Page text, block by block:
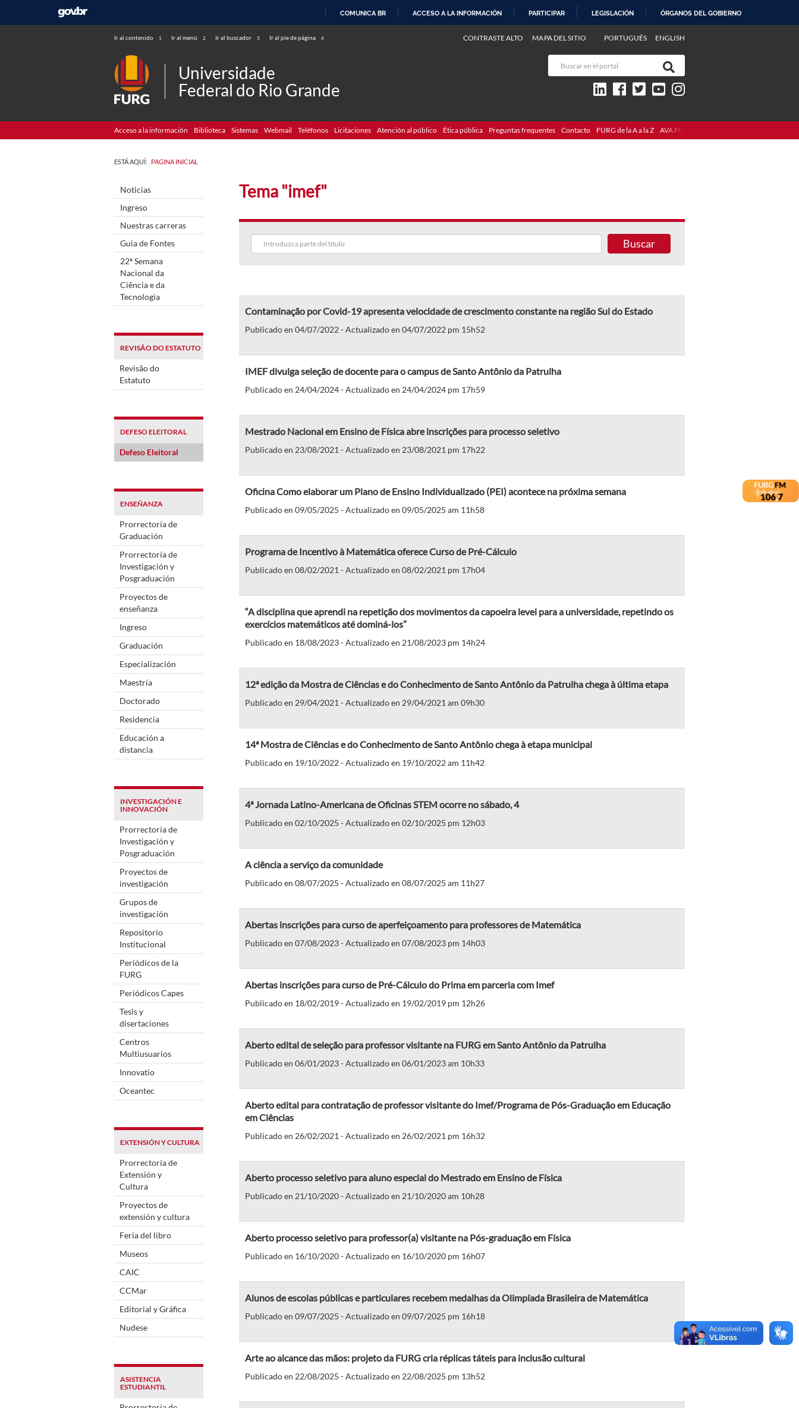
COMUNICA BR ACCESO A LA INFORMACIÓN PARTICIPAR LEGISLACIÓN ÓRGANOS DEL GOBIERNO
Ir al contenido 1 Ir al menú 2 Ir al buscador 3 Ir al pie de página 4 PORTUGUÊS ENGLISH
CONTRASTE ALTO MAPA DEL SITIO
Universidade
Federal do Rio Grande
Acceso a la información Biblioteca Sistemas Webmail Teléfonos Licitaciones Atención al público Ética pública Preguntas frequentes Contacto FURG de la A a la Z AVA FURG
ESTÁ AQUÍ: PAGINA INICIAL
Noticias
Ingreso
Nuestras carreras
Guia de Fontes
22ª Semana
Nacional da
Ciência e da
Tecnologia
REVISÃO DO ESTATUTO
Revisão do
Estatuto
DEFESO ELEITORAL
Defeso Eleitoral
ENSEÑANZA
Prorrectoría de
Graduación
Prorrectoría de
Investigación y
Posgraduación
Proyectos de
enseñanza
Ingreso
Graduación
Especialización
Maestría
Doctorado
Residencia
Educación a
distancia
INVESTIGACIÓN E
INNOVACIÓN
Prorrectoría de
Investigación y
Posgraduación
Proyectos de
investigación
Grupos de
investigación
Repositorio
Institucional
Periódicos de la
FURG
Periódicos Capes
Tesis y
disertaciones
Centros
Multiusuarios
Innovatio
Oceantec
EXTENSIÓN Y CULTURA
Prorrectoría de
Extensión y
Cultura
Proyectos de
extensión y cultura
Feria del libro
Museos
CAIC
CCMar
Editorial y Gráfica
Nudese
ASISTENCIA
ESTUDIANTIL
Tema "imef"
Buscar
Contaminação por Covid-19 apresenta velocidade de crescimento constante na região Sul do Estado
Publicado en 04/07/2022 - Actualizado en 04/07/2022 pm 15h52
IMEF divulga seleção de docente para o campus de Santo Antônio da Patrulha
Publicado en 24/04/2024 - Actualizado en 24/04/2024 pm 17h59
Mestrado Nacional em Ensino de Física abre inscrições para processo seletivo
Publicado en 23/08/2021 - Actualizado en 23/08/2021 pm 17h22
Oficina Como elaborar um Plano de Ensino Individualizado (PEI) acontece na próxima semana
Publicado en 09/05/2025 - Actualizado en 09/05/2025 am 11h58
Programa de Incentivo à Matemática oferece Curso de Pré-Cálculo
Publicado en 08/02/2021 - Actualizado en 08/02/2021 pm 17h04
“A disciplina que aprendi na repetição dos movimentos da capoeira levei para a universidade, repetindo os
exercícios matemáticos até dominá-los”
Publicado en 18/08/2023 - Actualizado en 21/08/2023 pm 14h24
12ª edição da Mostra de Ciências e do Conhecimento de Santo Antônio da Patrulha chega à última etapa
Publicado en 29/04/2021 - Actualizado en 29/04/2021 am 09h30
14ª Mostra de Ciências e do Conhecimento de Santo Antônio chega à etapa municipal
Publicado en 19/10/2022 - Actualizado en 19/10/2022 am 11h42
4ª Jornada Latino-Americana de Oficinas STEM ocorre no sábado, 4
Publicado en 02/10/2025 - Actualizado en 02/10/2025 pm 12h03
A ciência a serviço da comunidade
Publicado en 08/07/2025 - Actualizado en 08/07/2025 am 11h27
Abertas inscrições para curso de aperfeiçoamento para professores de Matemática
Publicado en 07/08/2023 - Actualizado en 07/08/2023 pm 14h03
Abertas inscrições para curso de Pré-Cálculo do Prima em parceria com Imef
Publicado en 18/02/2019 - Actualizado en 19/02/2019 pm 12h26
Aberto edital de seleção para professor visitante na FURG em Santo Antônio da Patrulha
Publicado en 06/01/2023 - Actualizado en 06/01/2023 am 10h33
Aberto edital para contratação de professor visitante do Imef/Programa de Pós-Graduação em Educação
em Ciências
Publicado en 26/02/2021 - Actualizado en 26/02/2021 pm 16h32
Aberto processo seletivo para aluno especial do Mestrado em Ensino de Física
Publicado en 21/10/2020 - Actualizado en 21/10/2020 am 10h28
Aberto processo seletivo para professor(a) visitante na Pós-graduação em Física
Publicado en 16/10/2020 - Actualizado en 16/10/2020 pm 16h07
Alunos de escolas públicas e particulares recebem medalhas da Olimpíada Brasileira de Matemática
Publicado en 09/07/2025 - Actualizado en 09/07/2025 pm 16h18
Arte ao alcance das mãos: projeto da FURG cria réplicas táteis para inclusão cultural
Publicado en 22/08/2025 - Actualizado en 22/08/2025 pm 13h52